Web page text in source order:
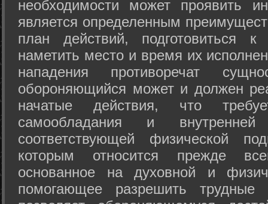
необходимости может проявить
является определенным
план действий, подготовиться
наметить место и время их
нападения противоречат
обороняющийся может и должен
начатые действия, что
самообладания и
соответствующей физической
которым относится прежде
основанное на духовной и
помогающее разрешить